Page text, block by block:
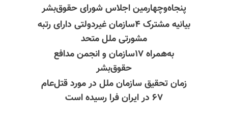
پنجاه‌وچهارمین اجلاس شورای حقوق‌بشر
بیانیه مشترک ۴سازمان غیردولتی دارای رتبه
مشورتی ملل متحد
به‌همراه ۱۷سازمان و انجمن مدافع
حقوق‌بشر
زمان تحقیق سازمان ملل در مورد قتل‌عام
۶۷ در ایران فرا رسیده است